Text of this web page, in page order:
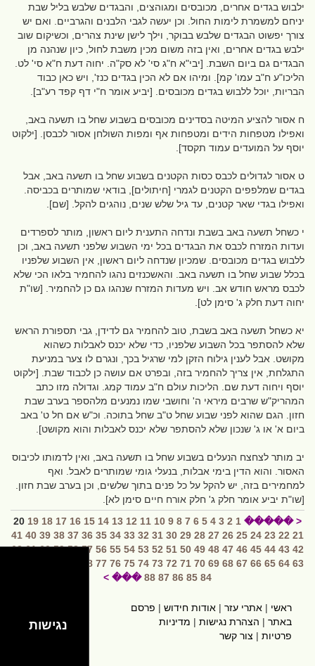
ילבוש בגדים אחרים, מכובסים ומגוהצים, והבגדים שלבש בליל שבת
יניחם למשמרת לימות החול. וכן יעשה לגבי הלבנים והגרביים. ואם יש
צורך יפשוט הבגדים שלבש בבוקר, וילך לישן שינת צהרים, וכשיקום שוב
ילבש בגדים אחרים, ואין בזה משום מכין משבת לחול, כיון שנהנה מן
הבגדים גם ביום השבת. [יבי"א ח"ג סי' לא סק"ה. יחוה דעת ח"א סי' לט.
הליכו"ע ח"ב עמו' קמ]. ומיהו אם לא הכין בגדים כנז', ויש כאן כבוד
הבריות, יוכל ללבוש בגדים מכובסים. [יביע אומר ח"י דף קפד רע"ב].
ח אסור להציע המיטה בסדינים מכובסים בשבוע שחל בו תשעה באב,
ואפילו מטפחות הידים ומטפחות אף ומפות השולחן אסור לכבסן. [ילקוט
יוסף על המועדים עמוד תקסד].
ט אסור לגדולים לכבס כסות הקטנים בשבוע שחל בו תשעה באב, אבל
בגדים שמלפפים הקטנים לגמרי [חיתולים], בודאי שמותרים בכביסה.
ואפילו בגדי שאר קטנים, עד גיל שלש שנים, נוהגים להקל. [שם].
י כשחל תשעה באב בשבת ונדחה התענית ליום ראשון, מותר לספרדים
ועדות המזרח לכבס את הבגדים בכל ימי השבוע שלפני תשעה באב, וכן
ללבוש בגדים מכובסים. שמכיון שנדחה ליום ראשון, אין השבוע שלפניו
בכלל שבוע שחל בו תשעה באב. והאשכנזים נהגו להחמיר בלאו הכי שלא
לכבס מראש חודש אב. ויש מעדות המזרח שנהגו גם כן להחמיר. [שו"ת
יחוה דעת חלק ג' סימן לט].
יא כשחל תשעה באב בשבת, טוב להחמיר גם לדידן, גבי תספורת הראש
שלא להסתפר בכל השבוע שלפניו, כדי שלא יכנס לאבלות כשהוא
מקושט. אבל לענין גילוח הזקן למי שרגיל בכך, ונגרם לו צער במניעת
התגלחת, אין צריך להחמיר בזה, ובפרט אם עושה כן לכבוד שבת. [ילקוט
יוסף ויחוה דעת שם. הליכות עולם ח"ב עמוד קמג. וגדולה מזו כתב
המהריק"ש שרבים מיראי ה' וחושבי שמו נמנעים מלהספר בערב שבת
חזון. הגם שהוא לפני שבוע שחל ט"ב שחל בתוכה. וכ"ש אם חל ט' באב
ביום א' או ג' שנכון שלא להסתפר שלא יכנס לאבלות והוא מקושט].
יב מותר לצחצח הנעלים בשבוע שחל בו תשעה באב, ואין לדמותו לכיבוס
האסור. והוא הדין בימי אבלות, בנעלי גומי שמותרים לאבל. ואף
למחמירים בזה, יש להקל על כל פנים בתוך שלשים, וכן בערב שבת חזון.
[שו"ת יביע אומר חלק ג' חלק אורח חיים סימן לא].
< �����
1
2
3
4
5
6
7
8
9
10
11
12
13
14
15
16
17
18
19
20
21
22
23
24
25
26
27
28
29
30
31
32
33
34
35
36
37
38
39
40
41
42
43
44
45
46
47
48
49
50
51
52
53
54
55
56
57
58
59
60
61
62
63
64
65
66
67
68
69
70
71
72
73
74
75
76
77
78
84
85
86
87
88
��� >
ראשי | אתרי עזר | אודות חידוש | פרסם
באתר | הצהרת נגישות | מדיניות
פרטיות | צור קשר
נגישות